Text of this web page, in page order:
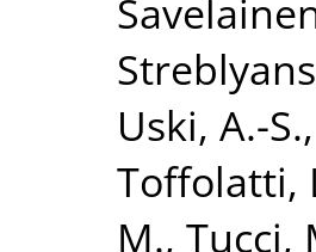
Uski, A.-S.,
Toffolatti,
M., Tucci,